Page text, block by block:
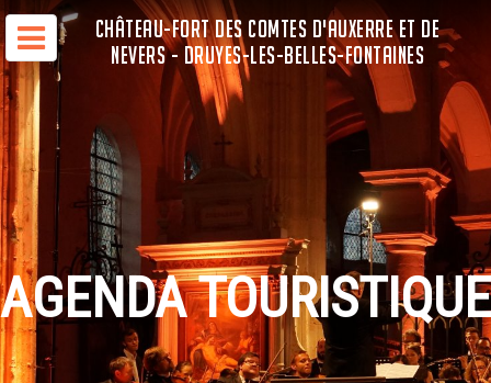
CHÂTEAU-FORT DES COMTES D'AUXERRE ET DE
NEVERS - DRUYES-LES-BELLES-FONTAINES
AGENDA TOURISTIQUE